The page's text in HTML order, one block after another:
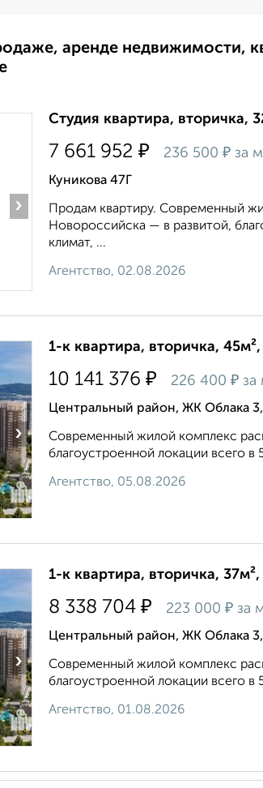
аренде недвижимости,
›
Студия квартира, вторичка,
7 661 952 ₽ 236 500 ₽ за
Куникова 47Г
Продам квартиру. Современный
Новороссийска — в развитой,
климат, ...
Агентство, 02.08.2026
›
1-к квартира, вторичка,
10 141 376 ₽ 226 400 ₽ за
Центральный район, ЖК Облака
Современный жилой комплекс
благоустроенной локации всего в
Агентство, 05.08.2026
›
1-к квартира, вторичка,
8 338 704 ₽ 223 000 ₽ за
Центральный район, ЖК Облака
Современный жилой комплекс
благоустроенной локации всего в
Агентство, 01.08.2026